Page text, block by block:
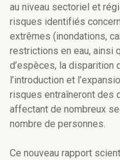
au niveau sectoriel et
risques identifiés
extrêmes (inondations,
restrictions en eau, ainsi
d’espèces, la disparition
l’introduction et
risques entraîneront des
affectant de nombreux
nombre de personnes.
Ce nouveau rapport